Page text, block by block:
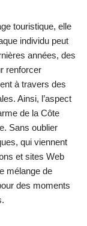
touristique, elle
individu peut
années, des
renforcer
à travers des
Ainsi, l’aspect
de la Côte
Sans oublier
qui viennent
et sites Web
mélange de
des moments